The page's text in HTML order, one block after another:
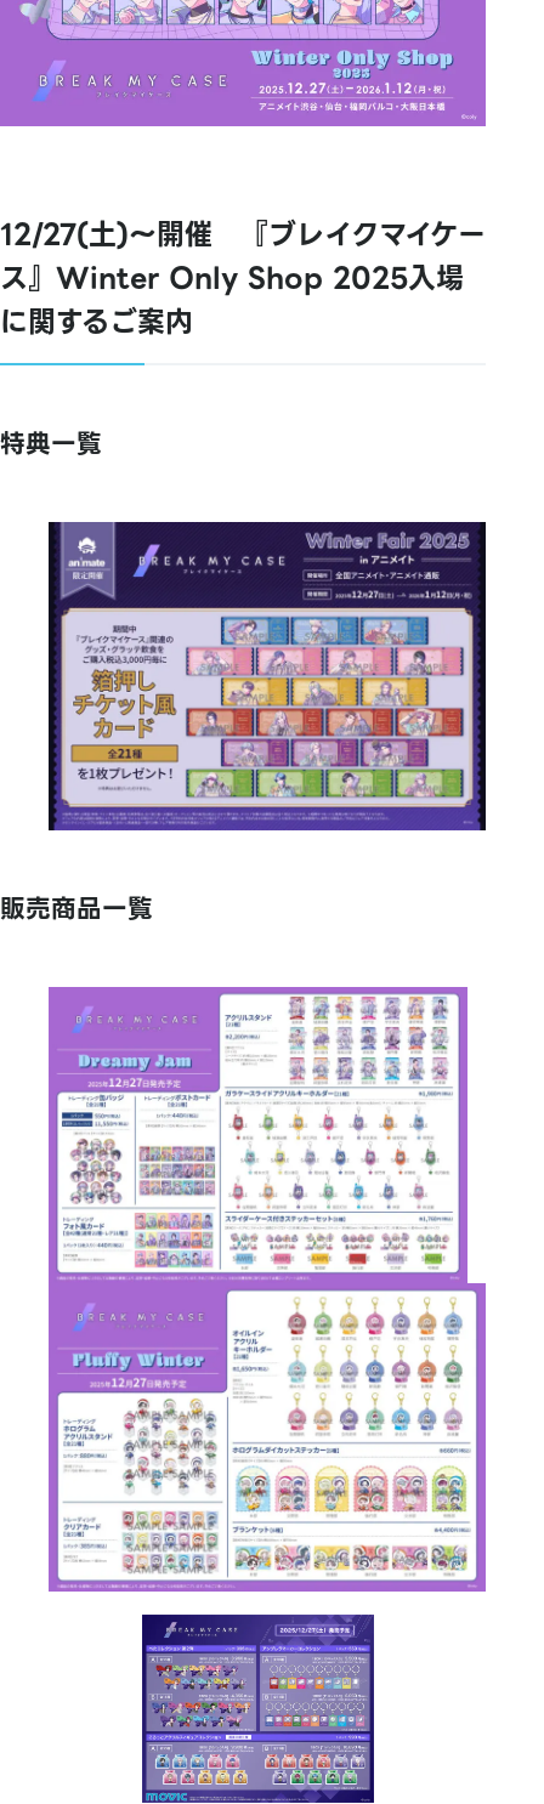
12/27(土)～開催 『ブレイクマイケー
ス』Winter Only Shop 2025入場
に関するご案内
特典一覧
販売商品一覧